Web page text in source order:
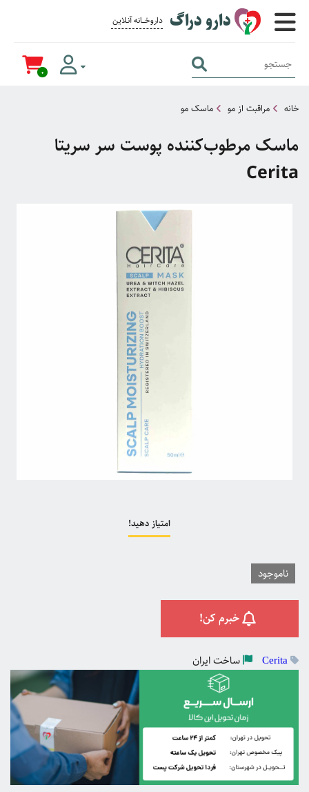
دارو دراگ داروخــــانه آنــلاین برای همــه
0
خانه مراقبت از مو ماسک مو
ماسک مرطوب‌کننده پوست سر سریتا
Cerita
امتیاز دهید!
ناموجود
خبرم کن!
Cerita ساختایران